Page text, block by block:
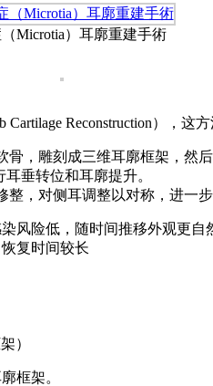
Microtia）耳廓重建手術
Cartilage Reconstruction），这
，雕刻成三维耳廓框架，然后
垂转位和耳廓提升。
，对侧耳调整以对称，进一步
风险低，随时间推移外观更自
复时间较长
）
框架。